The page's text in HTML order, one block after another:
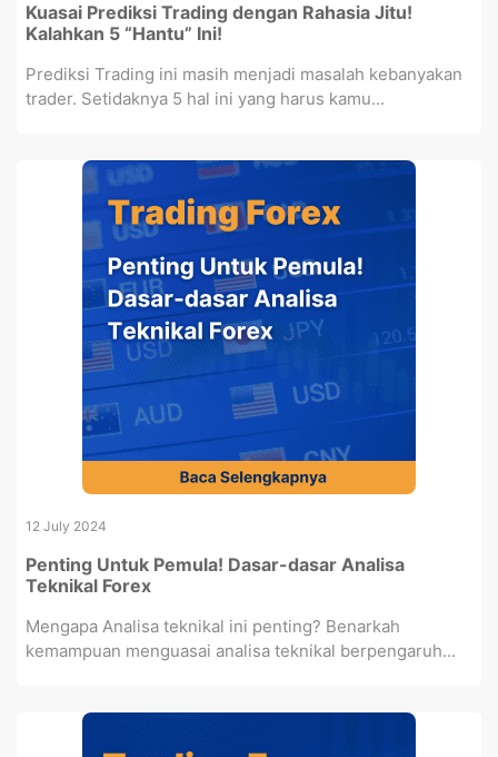
Kuasai Prediksi Trading dengan Rahasia Jitu!
Kalahkan 5 “Hantu” Ini!
Prediksi Trading ini masih menjadi masalah kebanyakan
trader. Setidaknya 5 hal ini yang harus kamu...
12 July 2024
Penting Untuk Pemula! Dasar-dasar Analisa
Teknikal Forex
Mengapa Analisa teknikal ini penting? Benarkah
kemampuan menguasai analisa teknikal berpengaruh...